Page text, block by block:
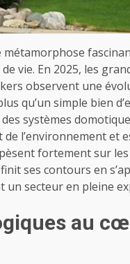
métamorphose
vie. En 2025, les
observent une
qu’un simple bien
systèmes
l’environnement et
fortement sur
ses contours en
secteur en pleine
au